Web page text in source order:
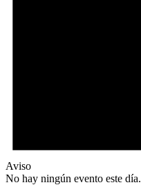
Aviso
No hay ningún evento este día.